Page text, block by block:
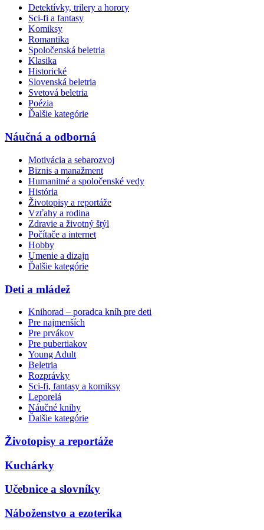
Detektívky, trilery a horory
Sci-fi a fantasy
Komiksy
Romantika
Spoločenská beletria
Klasika
Historické
Slovenská beletria
Svetová beletria
Poézia
Ďalšie kategórie
Náučná a odborná
Motivácia a sebarozvoj
Biznis a manažment
Humanitné a spoločenské vedy
História
Životopisy a reportáže
Vzťahy a rodina
Zdravie a životný štýl
Počítače a internet
Hobby
Umenie a dizajn
Ďalšie kategórie
Deti a mládež
Knihorad – poradca kníh pre deti
Pre najmenších
Pre prvákov
Pre pubertiakov
Young Adult
Beletria
Rozprávky
Sci-fi, fantasy a komiksy
Leporelá
Náučné knihy
Ďalšie kategórie
Životopisy a reportáže
Kuchárky
Učebnice a slovníky
Náboženstvo a ezoterika